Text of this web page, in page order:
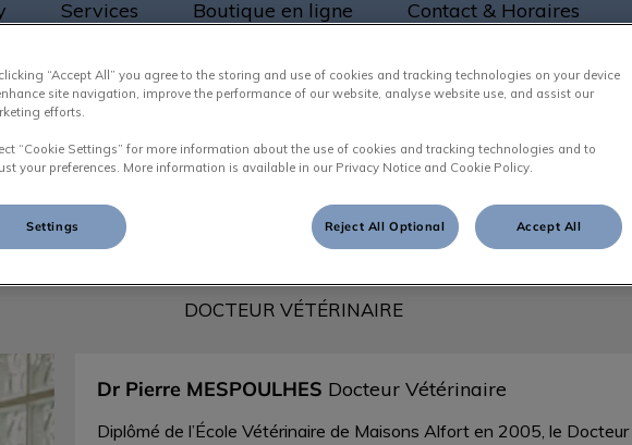
Services Boutique en ligne Contact & Horaires
Dr Pierre MESPOULHES
DOCTEUR VÉTÉRINAIRE
Dr Pierre MESPOULHES Docteur Vétérinaire
Diplômé de l’École Vétérinaire de Maisons Alfort en 2005, le Docteur
“Accept All” you agree to the storing and use of cookies and tracking technologies on your device
site navigation, improve the performance of our website, analyse website use, and assist our
efforts.
“Cookie Settings” for more information about the use of cookies and tracking technologies and to
your preferences. More information is available in our Privacy Notice and Cookie Policy.
Settings Reject All Optional Accept All